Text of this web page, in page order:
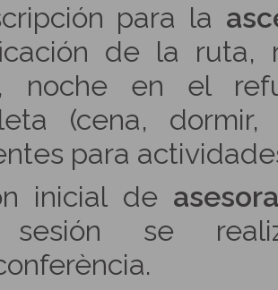
para la
de la
noche en el
(cena,
para
inicial de
sesión se